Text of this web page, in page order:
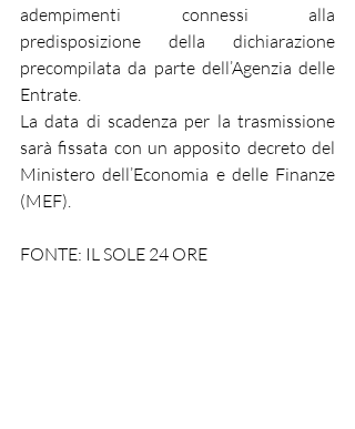
adempimenti connessi alla
predisposizione della dichiarazione
precompilata da parte dell’Agenzia delle
Entrate.
La data di scadenza per la trasmissione
sarà fissata con un apposito decreto del
Ministero dell’Economia e delle Finanze
(MEF).
FONTE: IL SOLE 24 ORE